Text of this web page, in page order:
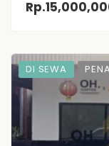
DI SEWA